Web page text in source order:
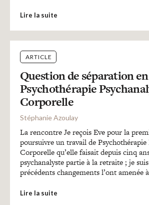
Lire la suite
ARTICLE
Question de séparation en
Psychothérapie
Corporelle
Stéphanie Azoulay
La rencontre Je reçois Eve pour la
poursuivre un travail de Psychothérapie
Corporelle qu’elle faisait depuis cinq
psychanalyste partie à la retraite ; je
précédents changements l’ont amenée
Lire la suite